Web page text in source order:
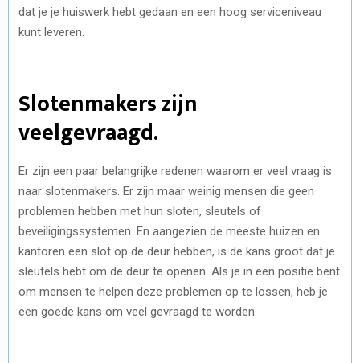
dat je je huiswerk hebt gedaan en een hoog serviceniveau
kunt leveren.
Slotenmakers zijn
veelgevraagd.
Er zijn een paar belangrijke redenen waarom er veel vraag is
naar slotenmakers. Er zijn maar weinig mensen die geen
problemen hebben met hun sloten, sleutels of
beveiligingssystemen. En aangezien de meeste huizen en
kantoren een slot op de deur hebben, is de kans groot dat je
sleutels hebt om de deur te openen. Als je in een positie bent
om mensen te helpen deze problemen op te lossen, heb je
een goede kans om veel gevraagd te worden.